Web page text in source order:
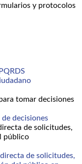
y protocolos
tomar decisiones
decisiones
de solicitudes,
público
de solicitudes,